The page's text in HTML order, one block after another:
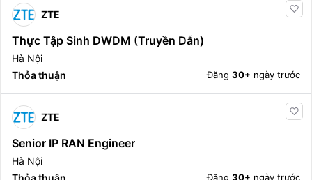
ZTE
Thực Tập Sinh DWDM (Truyền Dẫn)
Hà Nội
Thỏa thuận
Đăng 30+ ngày trước
ZTE
Senior IP RAN Engineer
Hà Nội
Thỏa thuận
Đăng 30+ ngày trước